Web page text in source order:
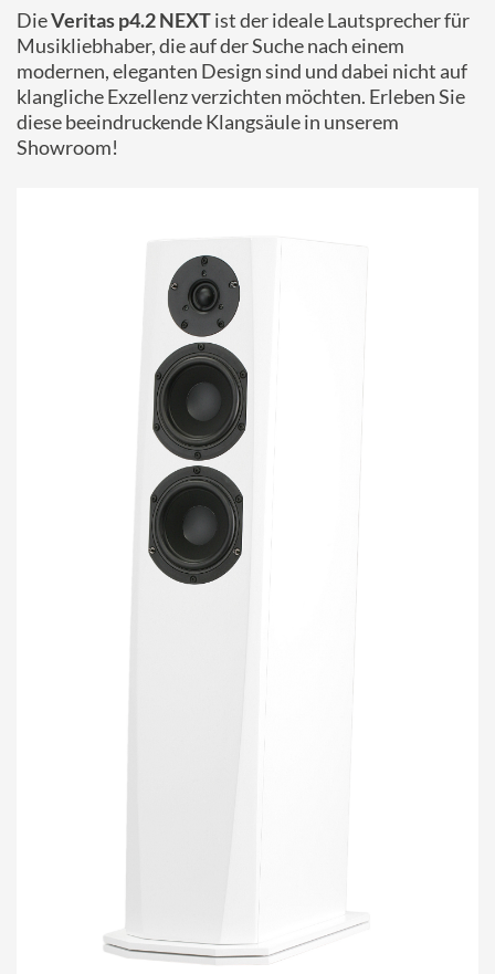
DieVeritas p4.2 NEXTist der ideale Lautsprecher für
Musikliebhaber, die auf der Suche nach einem
modernen, eleganten Design sind und dabei nicht auf
klangliche Exzellenz verzichten möchten. Erleben Sie
diese beeindruckende Klangsäule in unserem
Showroom!